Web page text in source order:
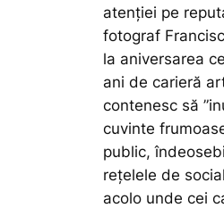
atenției pe
fotograf
la aniversarea
ani de carieră
contenesc să
cuvinte
public,
rețelele de
acolo unde cei